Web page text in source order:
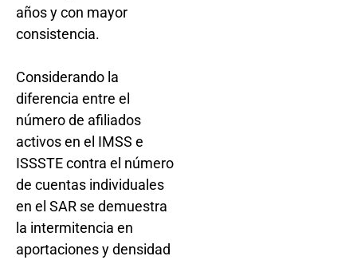
años y con mayor
consistencia.
Considerando la
diferencia entre el
número de afiliados
activos en el IMSS e
ISSSTE contra el número
de cuentas individuales
en el SAR se demuestra
la intermitencia en
aportaciones y densidad